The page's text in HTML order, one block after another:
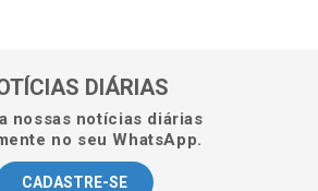
DIÁRIAS
nossas notícias diárias
no seu WhatsApp.
CADASTRE-SE